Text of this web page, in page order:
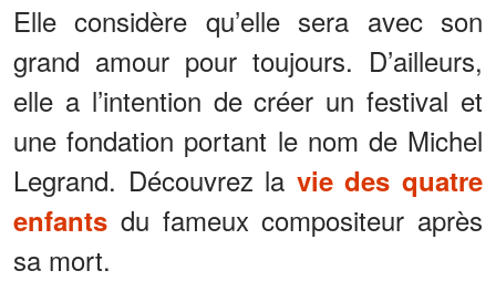
Elle considère qu’elle sera avec son
grand amour pour toujours. D’ailleurs,
elle a l’intention de créer un festival et
une fondation portant le nom de Michel
Legrand. Découvrez la vie des quatre
enfants du fameux compositeur après
sa mort.